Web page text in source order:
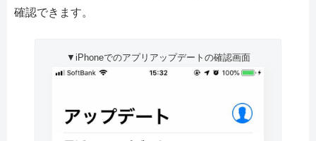
確認できます。
▼iPhoneでのアプリアップデートの確認画面